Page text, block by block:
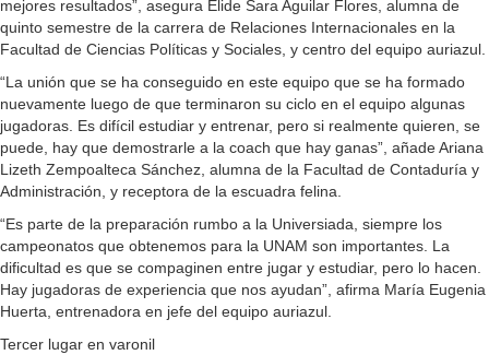
mejores resultados”, asegura Elide Sara Aguilar Flores, alumna de
quinto semestre de la carrera de Relaciones Internacionales en la
Facultad de Ciencias Políticas y Sociales, y centro del equipo auriazul.
“La unión que se ha conseguido en este equipo que se ha formado
nuevamente luego de que terminaron su ciclo en el equipo algunas
jugadoras. Es difícil estudiar y entrenar, pero si realmente quieren, se
puede, hay que demostrarle a la coach que hay ganas”, añade Ariana
Lizeth Zempoalteca Sánchez, alumna de la Facultad de Contaduría y
Administración, y receptora de la escuadra felina.
“Es parte de la preparación rumbo a la Universiada, siempre los
campeonatos que obtenemos para la UNAM son importantes. La
dificultad es que se compaginen entre jugar y estudiar, pero lo hacen.
Hay jugadoras de experiencia que nos ayudan”, afirma María Eugenia
Huerta, entrenadora en jefe del equipo auriazul.
Tercer lugar en varonil